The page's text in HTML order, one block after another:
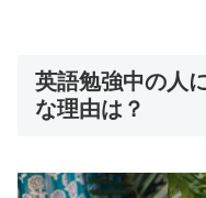
英語勉強中の人
な理由は？